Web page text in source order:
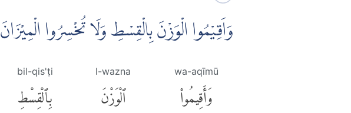
وَاَقِيْمُوا الْوَزْنَ بِالْقِسْطِ وَلَا تُخْسِرُوا الْمِيْزَانَ
wa-aqīmū
وَأَقِيمُوا۟
l-wazna
ٱلْوَزْنَ
bil-qis'ṭi
بِٱلْقِسْطِ